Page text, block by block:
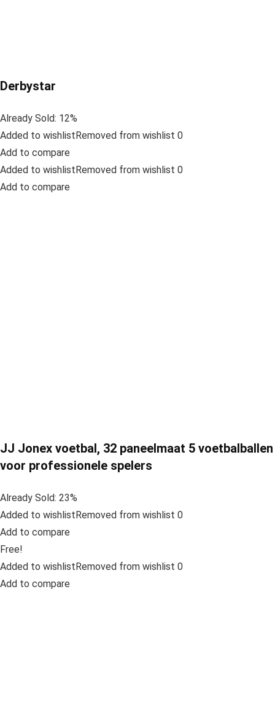
Derbystar
Already Sold: 12%
Added to wishlistRemoved from wishlist 0
Add to compare
Added to wishlistRemoved from wishlist 0
Add to compare
JJ Jonex voetbal, 32 paneelmaat 5 voetbalballen
voor professionele spelers
Already Sold: 23%
Added to wishlistRemoved from wishlist 0
Add to compare
Free!
Added to wishlistRemoved from wishlist 0
Add to compare